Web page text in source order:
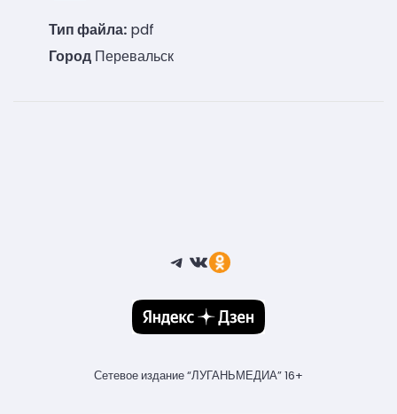
Тип файла: pdf
Город Перевальск
Telegram
ВКонтакте
Ссылка
Сетевое издание “ЛУГАНЬМЕДИА” 16+